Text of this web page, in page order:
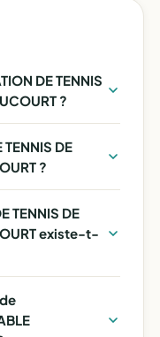
DE TENNIS
?
DE
?
TENNIS DE
existe-t-